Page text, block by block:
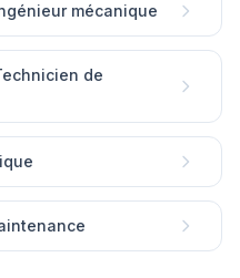
mécanique
de